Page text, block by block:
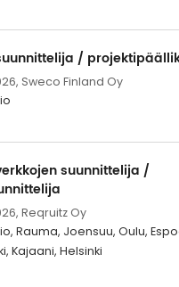
/
Sweco Finland Oy
suunnittelija /
Reqruitz Oy
Rauma, Joensuu, Oulu,
Kajaani, Helsinki